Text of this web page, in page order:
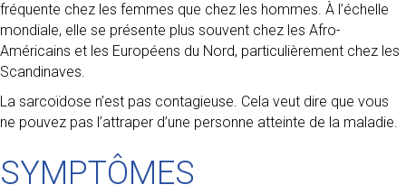
fréquente chez les femmes que chez les hommes. À l’échelle
mondiale, elle se présente plus souvent chez les Afro-
Américains et les Européens du Nord, particulièrement chez les
Scandinaves.
La sarcoïdose n’est pas contagieuse. Cela veut dire que vous
ne pouvez pas l’attraper d’une personne atteinte de la maladie.
SYMPTÔMES